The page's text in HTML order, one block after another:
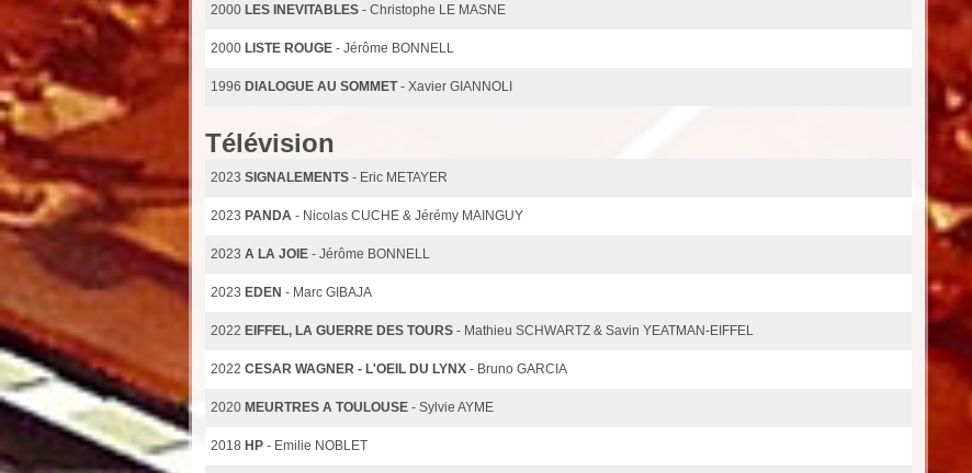
2000 LES INEVITABLES - Christophe LE MASNE
2000 LISTE ROUGE - Jérôme BONNELL
1996 DIALOGUE AU SOMMET - Xavier GIANNOLI
Télévision
2023 SIGNALEMENTS - Eric METAYER
2023 PANDA - Nicolas CUCHE & Jérémy MAINGUY
2023 A LA JOIE - Jérôme BONNELL
2023 EDEN - Marc GIBAJA
2022 EIFFEL, LA GUERRE DES TOURS - Mathieu SCHWARTZ & Savin YEATMAN-EIFFEL
2022 CESAR WAGNER - L'OEIL DU LYNX - Bruno GARCIA
2020 MEURTRES A TOULOUSE - Sylvie AYME
2018 HP - Emilie NOBLET